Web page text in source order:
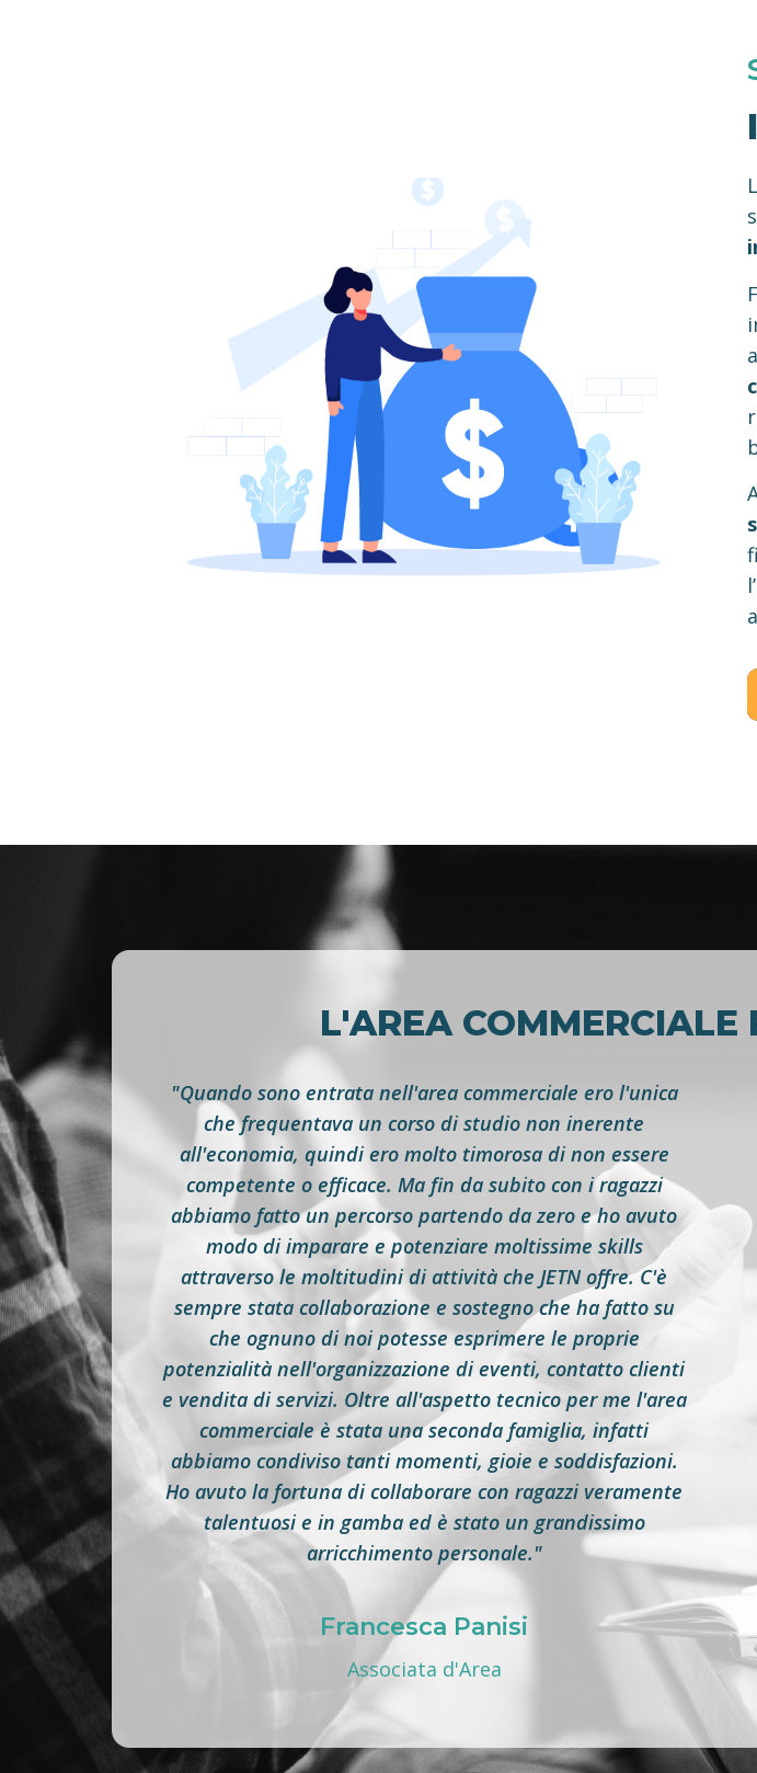
L'AREA COMMERCIALE
"Quando sono entrata nell'area commerciale ero l'unica
che frequentava un corso di studio non inerente
all'economia, quindi ero molto timorosa di non essere
competente o efficace. Ma fin da subito con i ragazzi
abbiamo fatto un percorso partendo da zero e ho avuto
modo di imparare e potenziare moltissime skills
attraverso le moltitudini di attività che JETN offre. C'è
sempre stata collaborazione e sostegno che ha fatto su
che ognuno di noi potesse esprimere le proprie
potenzialità nell'organizzazione di eventi, contatto clienti
e vendita di servizi. Oltre all'aspetto tecnico per me l'area
commerciale è stata una seconda famiglia, infatti
abbiamo condiviso tanti momenti, gioie e soddisfazioni.
Ho avuto la fortuna di collaborare con ragazzi veramente
talentuosi e in gamba ed è stato un grandissimo
arricchimento personale."
Francesca Panisi
Associata d'Area